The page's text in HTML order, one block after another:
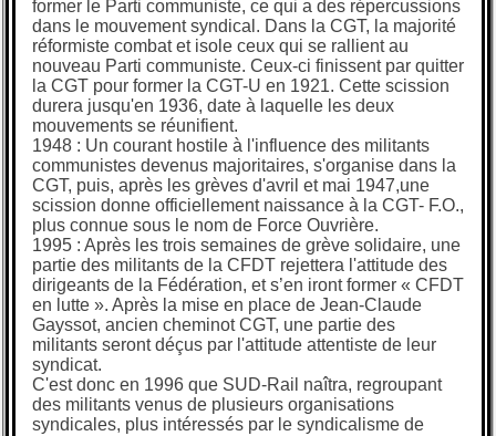
former le Parti communiste, ce qui a des répercussions
dans le mouvement syndical. Dans la CGT, la majorité
réformiste combat et isole ceux qui se rallient au
nouveau Parti communiste. Ceux-ci finissent par quitter
la CGT pour former la CGT-U en 1921. Cette scission
durera jusqu'en 1936, date à laquelle les deux
mouvements se réunifient.
1948 : Un courant hostile à l'influence des militants
communistes devenus majoritaires, s'organise dans la
CGT, puis, après les grèves d'avril et mai 1947,une
scission donne officiellement naissance à la CGT- F.O.,
plus connue sous le nom de Force Ouvrière.
1995 : Après les trois semaines de grève solidaire, une
partie des militants de la CFDT rejettera l'attitude des
dirigeants de la Fédération, et s’en iront former « CFDT
en lutte ». Après la mise en place de Jean-Claude
Gayssot, ancien cheminot CGT, une partie des
militants seront déçus par l'attitude attentiste de leur
syndicat.
C'est donc en 1996 que SUD-Rail naîtra, regroupant
des militants venus de plusieurs organisations
syndicales, plus intéressés par le syndicalisme de